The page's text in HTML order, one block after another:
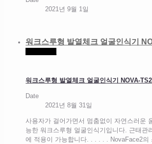
2021년 9월 1일
워크스루형 발열체크 얼굴인식기
워크스루형 발열체크 얼굴인식기 NOVA-TS2
Date
2021년 8월 31일
사용자가 걸어가면서 멈춤없이 자연스러운
능한 워크스루형 얼굴인식기입니다. 근태관
에 적용이 가능합니다. . . . . . NovaFace2의